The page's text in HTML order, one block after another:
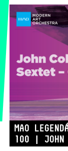
OPUS JAZZ CLUB
TELEFON
MAO
100 | JOHN